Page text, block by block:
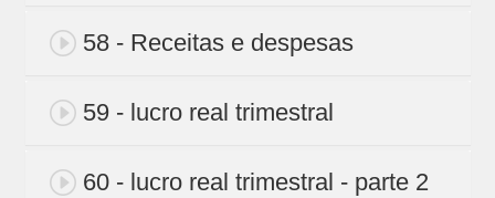
58 - Receitas e despesas
59 - lucro real trimestral
60 - lucro real trimestral - parte 2